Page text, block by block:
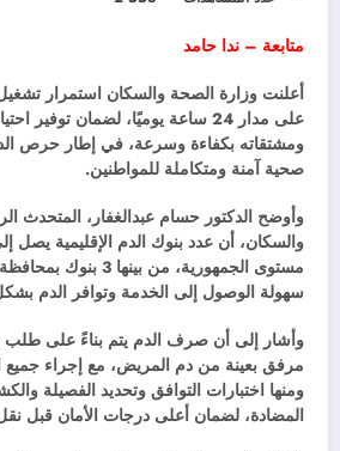
متابعة – ندا حامد
أعلنت وزارة الصحة والسكان استمرار تشغيل
على مدار 24 ساعة يوميًا، لضمان
ومشتقاته بكفاءة وسرعة، في إطار حرص
صحية آمنة ومتكاملة للمواطنين.
وأوضح الدكتور حسام عبدالغفار، المتحدث
مستوى الجمهورية، من
سهولة الوصول إلى الخدمة وتوافر الدم
وأشار إلى أن صرف الدم يتم بناءً على
مرفق بعينة من دم المريض، مع إجراء جميع
ومنها اختبارات التوافق وتحديد الفصيلة
المضادة، لضمان أعلى درجات الأمان قبل